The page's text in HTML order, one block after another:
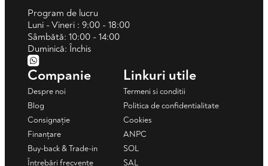
Program de lucru
Luni - Vineri : 9:00 - 18:00
Sâmbătă: 10:00 - 14:00
Duminică: Închis
Companie
Despre noi
Blog
Consignație
Finanțare
Buy-back & Trade-in
Întrebări frecvente
Linkuri utile
Termeni si conditii
Politica de confidentialitate
Cookies
ANPC
SOL
SAL